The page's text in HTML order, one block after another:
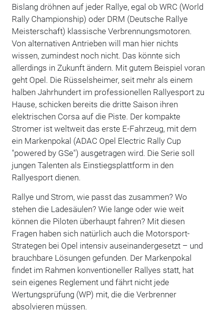
Bislang dröhnen auf jeder Rallye, egal ob WRC (World
Rally Championship) oder DRM (Deutsche Rallye
Meisterschaft) klassische Verbrennungsmotoren.
Von alternativen Antrieben will man hier nichts
wissen, zumindest noch nicht. Das könnte sich
allerdings in Zukunft ändern. Mit gutem Beispiel voran
geht Opel. Die Rüsselsheimer, seit mehr als einem
halben Jahrhundert im professionellen Rallyesport zu
Hause, schicken bereits die dritte Saison ihren
elektrischen Corsa auf die Piste. Der kompakte
Stromer ist weltweit das erste E-Fahrzeug, mit dem
ein Markenpokal (ADAC Opel Electric Rally Cup
"powered by GSe") ausgetragen wird. Die Serie soll
jungen Talenten als Einstiegsplattform in den
Rallyesport dienen.
Rallye und Strom, wie passt das zusammen? Wo
stehen die Ladesäulen? Wie lange oder wie weit
können die Piloten überhaupt fahren? Mit diesen
Fragen haben sich natürlich auch die Motorsport-
Strategen bei Opel intensiv auseinandergesetzt – und
brauchbare Lösungen gefunden. Der Markenpokal
findet im Rahmen konventioneller Rallyes statt, hat
sein eigenes Reglement und fährt nicht jede
Wertungsprüfung (WP) mit, die die Verbrenner
absolvieren müssen.